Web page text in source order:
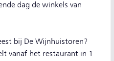
dag de winkels van
bij De Wijnhuistoren?
vanaf het restaurant in 1